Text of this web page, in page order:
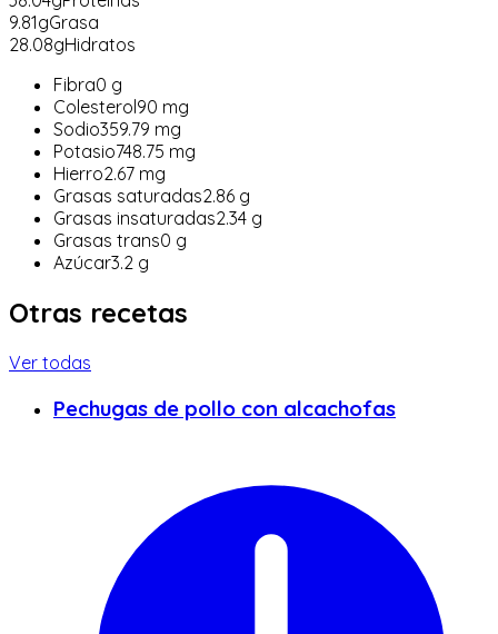
9.81gGrasa
28.08gHidratos
Fibra0 g
Colesterol90 mg
Sodio359.79 mg
Potasio748.75 mg
Hierro2.67 mg
Grasas saturadas2.86 g
Grasas insaturadas2.34 g
Grasas trans0 g
Azúcar3.2 g
Otras recetas
Ver todas
Pechugas de pollo con alcachofas